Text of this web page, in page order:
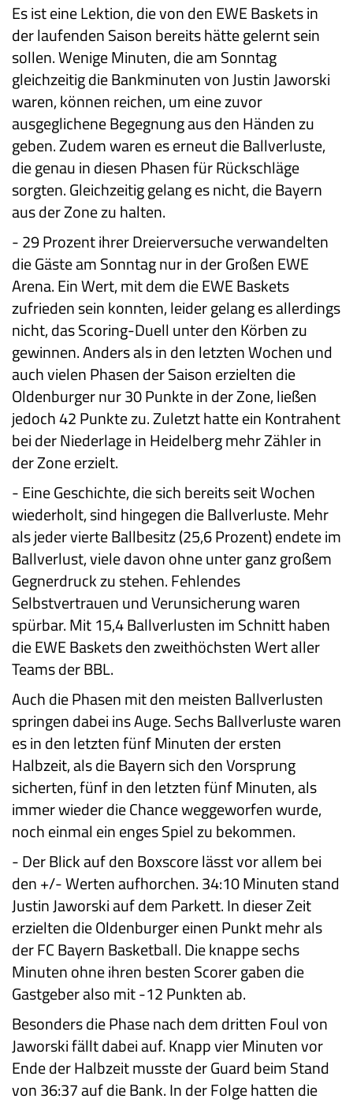
Es ist eine Lektion, die von den EWE Baskets in
der laufenden Saison bereits hätte gelernt sein
sollen. Wenige Minuten, die am Sonntag
gleichzeitig die Bankminuten von Justin Jaworski
waren, können reichen, um eine zuvor
ausgeglichene Begegnung aus den Händen zu
geben. Zudem waren es erneut die Ballverluste,
die genau in diesen Phasen für Rückschläge
sorgten. Gleichzeitig gelang es nicht, die Bayern
aus der Zone zu halten.
-29 Prozent ihrer Dreierversuche verwandelten
die Gäste am Sonntag nur in der Großen EWE
Arena. Ein Wert, mit dem die EWE Baskets
zufrieden sein konnten, leider gelang es allerdings
nicht, das Scoring-Duell unter den Körben zu
gewinnen. Anders als in den letzten Wochen und
auch vielen Phasen der Saison erzielten die
Oldenburger nur 30 Punkte in der Zone, ließen
jedoch 42 Punkte zu. Zuletzt hatte ein Kontrahent
bei der Niederlage in Heidelberg mehr Zähler in
der Zone erzielt.
-Eine Geschichte, die sich bereits seit Wochen
wiederholt, sind hingegen die Ballverluste. Mehr
als jeder vierte Ballbesitz (25,6 Prozent) endete im
Ballverlust, viele davon ohne unter ganz großem
Gegnerdruck zu stehen. Fehlendes
Selbstvertrauen und Verunsicherung waren
spürbar. Mit 15,4 Ballverlusten im Schnitt haben
die EWE Baskets den zweithöchsten Wert aller
Teams der BBL.
Auch die Phasen mit den meisten Ballverlusten
springen dabei ins Auge. Sechs Ballverluste waren
es in den letzten fünf Minuten der ersten
Halbzeit, als die Bayern sich den Vorsprung
sicherten, fünf in den letzten fünf Minuten, als
immer wieder die Chance weggeworfen wurde,
noch einmal ein enges Spiel zu bekommen.
-Der Blick auf den Boxscore lässt vor allem bei
den +/- Werten aufhorchen. 34:10 Minuten stand
Justin Jaworski auf dem Parkett. In dieser Zeit
erzielten die Oldenburger einen Punkt mehr als
der FC Bayern Basketball. Die knappe sechs
Minuten ohne ihren besten Scorer gaben die
Gastgeber also mit -12 Punkten ab.
Besonders die Phase nach dem dritten Foul von
Jaworski fällt dabei auf. Knapp vier Minuten vor
Ende der Halbzeit musste der Guard beim Stand
von 36:37 auf die Bank. In der Folge hatten die